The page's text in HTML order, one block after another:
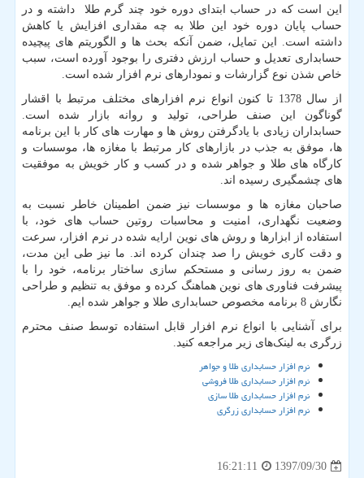
این است که در حساب ابتدای دوره خود چند گرم طلا داشته و در
حساب پایان دوره خود این طلا به چه مقداری افزایش یا کاهش
داشته است. این تمایل، ضمن آنکه بحث ها و الگوریتم های پیچیده
حسابداری تعدیل و حساب ارزش دفتری را بوجود آورده است، سبب
خاص شذن نوع گزارشات و نمودارهای نرم افزار شده است.
از سال 1378 تا کنون انواع نرم افزارهای مختلف مرتبط با اقشار
گوناگون این صنف طراحی، تولید و روانه بازار شده است.
حسابداران زیادی با یادگرفتن روش ها و مهارت های کار با این برنامه
ها، موفق به جذب در بازارهای کار مرتبط با مغازه ها، موسسات و
کارگاه های طلا و جواهر شده و در کسب و کار خویش به موفقیت
های چشمگیری رسیده اند.
صاحبان مغازه ها و موسسات نیز ضمن اطمینان خاطر نسبت به
وضعیت نگهداری، امنیت و محاسبات روتین حساب های خود، با
استفاده از ابزارها و روش های نوین ارایه شده در نرم افزار، سرعت
و دقت کاری خویش را صد چندان کرده اند. ما نیز طی این مدت،
ضمن به روز رسانی و مستحکم سازی ساختار برنامه، خود را با
پیشرفت فناوری های نوین هماهنگ کرده و موفق به تنظیم و طراحی
نگارش 8 برنامه مخصوص حسابداری طلا و جواهر شده ایم.
برای آشنایی با انواع نرم افزار قابل استفاده توسط صنف محترم
زرگری به لینک‌های زیر مراجعه کنید.
نرم افزار حسابداری طلا و جواهر
نرم افزار حسابداری طلا فروشی
نرم افزار حسابداری طلا سازی
نرم افزار حسابداری زرگری
1397/09/30
16:21:11